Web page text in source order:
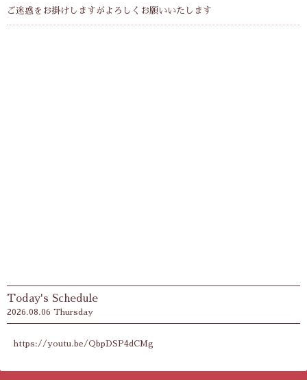
ご迷惑をお掛けしますがよろしくお願いいたします
Today's Schedule
2026.08.06 Thursday
https://youtu.be/QbpDSP4dCMg